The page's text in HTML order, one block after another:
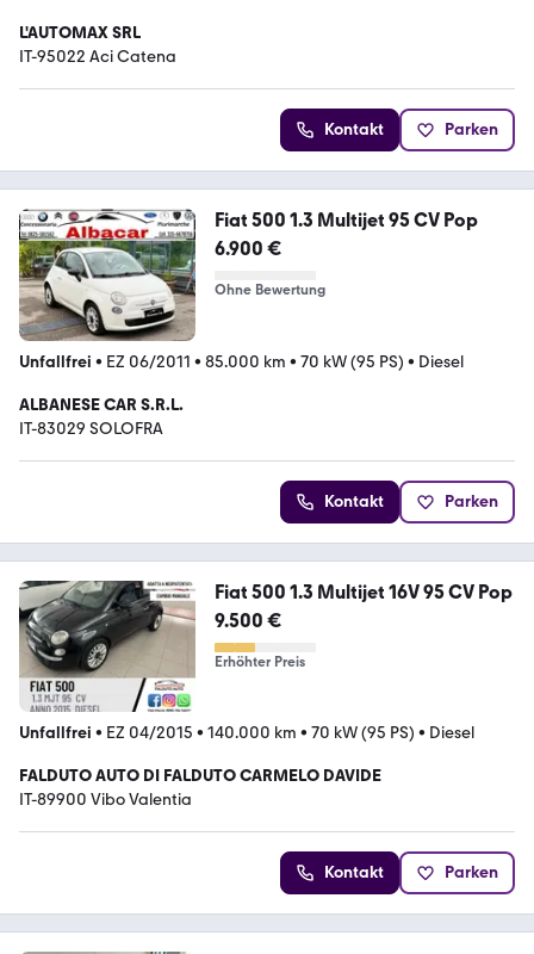
L'AUTOMAX SRL
IT-95022 Aci Catena
Kontakt Parken
Fiat 500 1.3 Multijet 95 CV Pop
6.900 €
Ohne Bewertung
Unfallfrei • EZ 06/2011 • 85.000 km • 70 kW (95 PS) • Diesel
ALBANESE CAR S.R.L.
IT-83029 SOLOFRA
Kontakt Parken
Fiat 500 1.3 Multijet 16V 95 CV Pop
9.500 €
Erhöhter Preis
Unfallfrei • EZ 04/2015 • 140.000 km • 70 kW (95 PS) • Diesel
FALDUTO AUTO DI FALDUTO CARMELO DAVIDE
IT-89900 Vibo Valentia
Kontakt Parken